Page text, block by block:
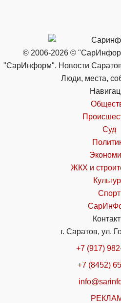
© 2006-2026 ©
"СарИнформ". Новости
Люди, места,
Суд
ЖКХ и
Спорт
г. Саратов, ул.
+7 (917)
+7 (8452)